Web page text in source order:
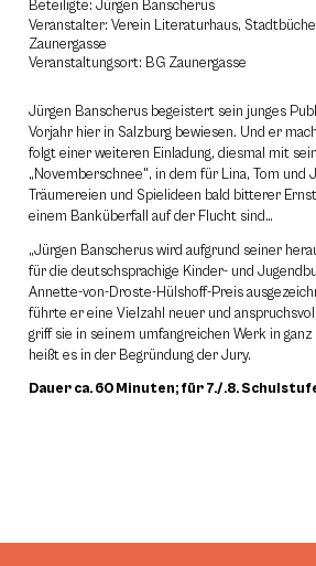
Beteiligte: Jürgen Banscherus
Veranstalter: Verein Literaturhaus,
Zaunergasse
Veranstaltungsort: BG Zaunergasse
Jürgen Banscherus begeistert sein junges
Vorjahr hier in Salzburg bewiesen. Und er
folgt einer weiteren Einladung, diesmal mit
„Novemberschnee", in dem für Lina, Tom und
Träumereien und Spielideen bald bitterer
einem Banküberfall auf der Flucht sind…
„Jürgen Banscherus wird aufgrund seiner
für die deutschsprachige Kinder- und
Annette-von-Droste-Hülshoff-Preis
führte er eine Vielzahl neuer und
griff sie in seinem umfangreichen Werk in ganz
heißt es in der Begründung der Jury.
Dauer ca. 60 Minuten; für 7./.8.